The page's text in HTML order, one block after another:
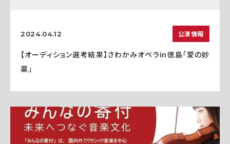
2024.04.12 公演情報
【オーディション選考結果】さわかみオペラin徳島「愛の妙
薬」